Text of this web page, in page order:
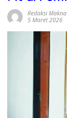
Redaksi
5 Maret 2026